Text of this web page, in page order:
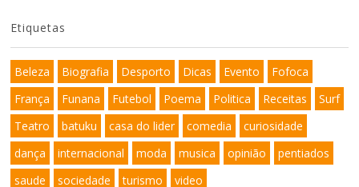
Etiquetas
Beleza Biografia Desporto Dicas Evento
Fofoca
França
Funana Futebol Poema Politica Receitas
Surf
Teatro
batuku casa do lider comedia
curiosidade
dança
internacional moda musica opinião
pentiados
saude
sociedade turismo video